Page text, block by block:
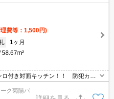
費等：1,500円)
1ヶ月
58.67m²
付き対面キッチン！！ 防犯カメ
ット付き☆ エアコン２基付
ク菊陽バ